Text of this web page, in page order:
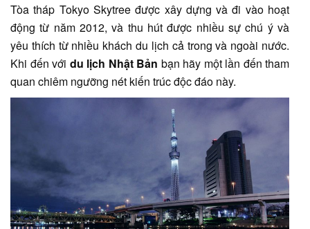
Tòa tháp Tokyo Skytree được xây dựng và đi vào hoạt
động từ năm 2012, và thu hút được nhiều sự chú ý và
yêu thích từ nhiều khách du lịch cả trong và ngoài nước.
Khi đến với du lịch Nhật Bản bạn hãy một lần đến tham
quan chiêm ngưỡng nét kiến trúc độc đáo này.